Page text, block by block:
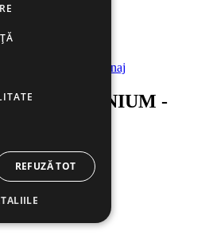
Articole pentru menaj
HYGIENIUM -
la 3.2 lei
REFUZĂ TOT